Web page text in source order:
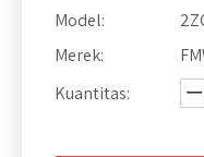
Model:
Merek:
Kuantitas: